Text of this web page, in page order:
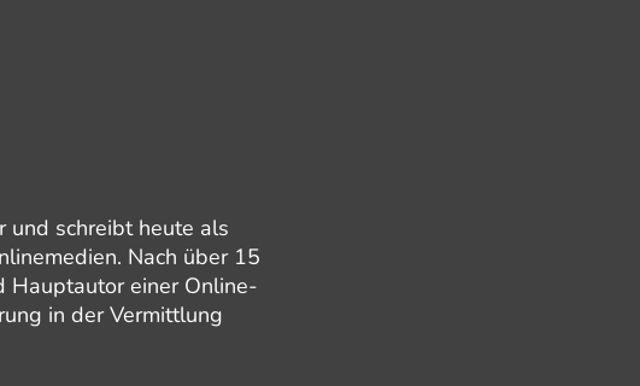
und schreibt heute als
Nach über 15
Hauptautor einer Online-
in der Vermittlung